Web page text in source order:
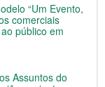
“Um Evento,
comerciais
público em
Assuntos do